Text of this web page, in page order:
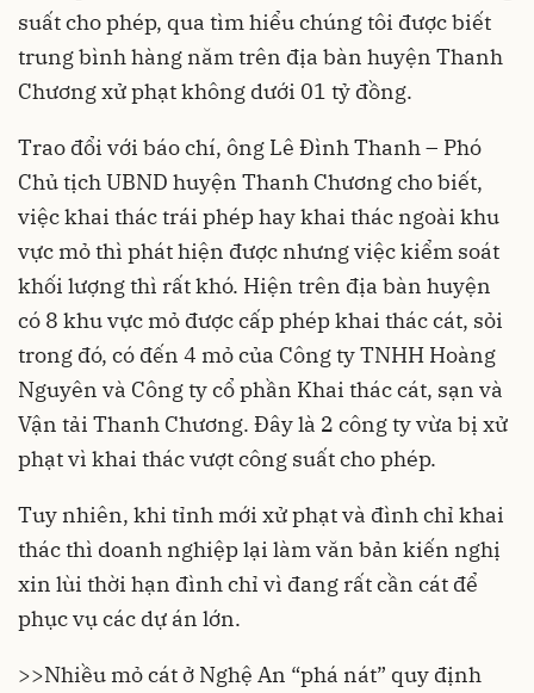
suất cho phép, qua tìm hiểu chúng tôi được biết
trung bình hàng năm trên địa bàn huyện Thanh
Chương xử phạt không dưới 01 tỷ đồng.
Trao đổi với báo chí, ông Lê Đình Thanh – Phó
Chủ tịch UBND huyện Thanh Chương cho biết,
việc khai thác trái phép hay khai thác ngoài khu
vực mỏ thì phát hiện được nhưng việc kiểm soát
khối lượng thì rất khó. Hiện trên địa bàn huyện
có 8 khu vực mỏ được cấp phép khai thác cát, sỏi
trong đó, có đến 4 mỏ của Công ty TNHH Hoàng
Nguyên và Công ty cổ phần Khai thác cát, sạn và
Vận tải Thanh Chương. Đây là 2 công ty vừa bị xử
phạt vì khai thác vượt công suất cho phép.
Tuy nhiên, khi tỉnh mới xử phạt và đình chỉ khai
thác thì doanh nghiệp lại làm văn bản kiến nghị
xin lùi thời hạn đình chỉ vì đang rất cần cát để
phục vụ các dự án lớn.
>>Nhiều mỏ cát ở Nghệ An “phá nát” quy định